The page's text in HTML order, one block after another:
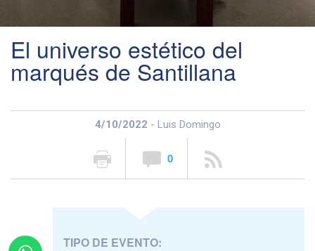
El universo estético del
marqués de Santillana
4/10/2022 - Luis Domingo
0
TIPO DE EVENTO: